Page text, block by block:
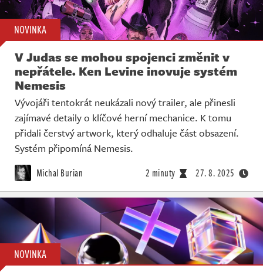
NOVINKA
V Judas se mohou spojenci změnit v
nepřátele. Ken Levine inovuje systém
Nemesis
Vývojáři tentokrát neukázali nový trailer, ale přinesli
zajímavé detaily o klíčové herní mechanice. K tomu
přidali čerstvý artwork, který odhaluje část obsazení.
Systém připomíná Nemesis.
Michal Burian 2 minuty 27. 8. 2025
NOVINKA